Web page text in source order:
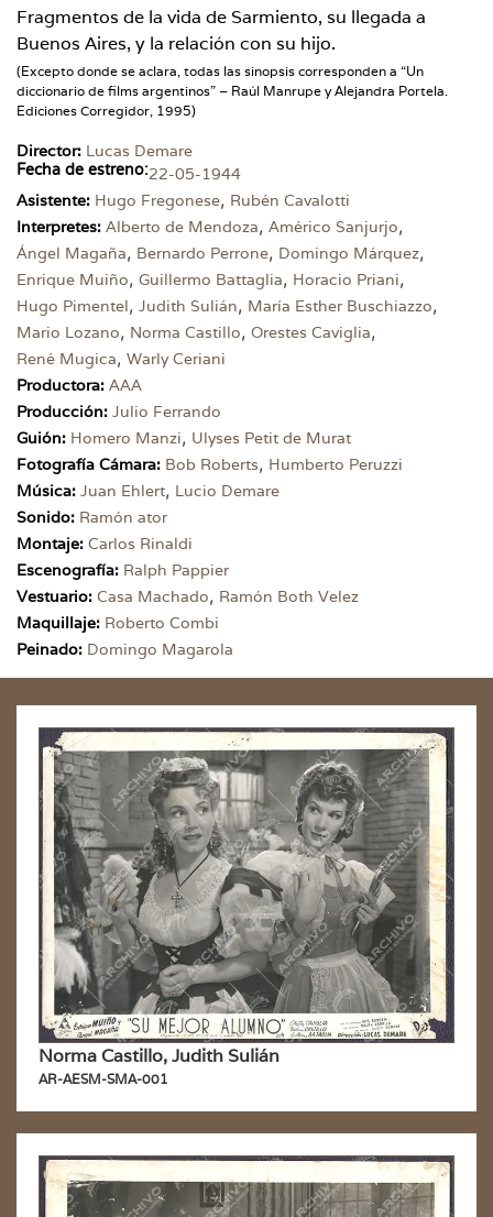
Fragmentos de la vida de Sarmiento, su llegada a
Buenos Aires, y la relación con su hijo.
(Excepto donde se aclara, todas las sinopsis corresponden a “Un
diccionario de films argentinos” – Raúl Manrupe y Alejandra Portela.
Ediciones Corregidor, 1995)
Director: Lucas Demare
Fecha de estreno:22-05-1944
Asistente: Hugo Fregonese, Rubén Cavalotti
Interpretes: Alberto de Mendoza, Américo Sanjurjo,
Ángel Magaña, Bernardo Perrone, Domingo Márquez,
Enrique Muiño, Guillermo Battaglia, Horacio Priani,
Hugo Pimentel, Judith Sulián, María Esther Buschiazzo,
Mario Lozano, Norma Castillo, Orestes Caviglia,
René Mugica, Warly Ceriani
Productora: AAA
Producción: Julio Ferrando
Guión: Homero Manzi, Ulyses Petit de Murat
Fotografía Cámara: Bob Roberts, Humberto Peruzzi
Música: Juan Ehlert, Lucio Demare
Sonido: Ramón ator
Montaje: Carlos Rinaldi
Escenografía: Ralph Pappier
Vestuario: Casa Machado, Ramón Both Velez
Maquillaje: Roberto Combi
Peinado: Domingo Magarola
Norma Castillo, Judith Sulián
AR-AESM-SMA-001